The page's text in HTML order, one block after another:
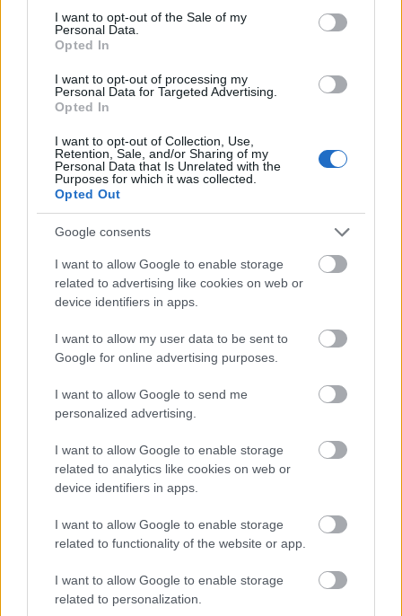
consent section.
I want to opt-out of the Sale of my
Personal Data.
Opted In
I want to opt-out of processing my
Personal Data for Targeted Advertising.
Opted In
I want to opt-out of Collection, Use,
Retention, Sale, and/or Sharing of my
Personal Data that Is Unrelated with the
Purposes for which it was collected.
Opted Out
Google consents
I want to allow Google to enable storage
related to advertising like cookies on web or
device identifiers in apps.
I want to allow my user data to be sent to
Google for online advertising purposes.
I want to allow Google to send me
personalized advertising.
I want to allow Google to enable storage
related to analytics like cookies on web or
device identifiers in apps.
I want to allow Google to enable storage
related to functionality of the website or app.
I want to allow Google to enable storage
related to personalization.
Gyárleállításokkal és átszervezett termeléssel
tehermentesíti a villamosenergia-rendszert a
STRABAG
Helyi hírek
M1: a hőségben is folytatódik a 160-180 fokos aszfalt
terítése a Torbágyi úton